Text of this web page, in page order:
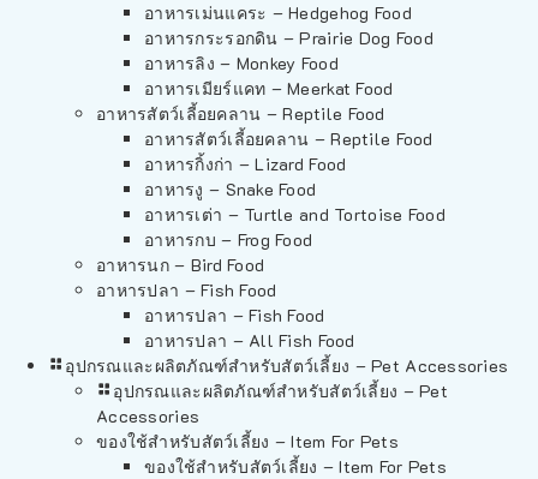
อาหารเม่นแคระ – Hedgehog Food
อาหารกระรอกดิน – Prairie Dog Food
อาหารลิง – Monkey Food
อาหารเมียร์แคท – Meerkat Food
อาหารสัตว์เลี้อยคลาน – Reptile Food
อาหารสัตว์เลี้อยคลาน – Reptile Food
อาหารกิ้งก่า – Lizard Food
อาหารงู – Snake Food
อาหารเต่า – Turtle and Tortoise Food
อาหารกบ – Frog Food
อาหารนก – Bird Food
อาหารปลา – Fish Food
อาหารปลา – Fish Food
อาหารปลา – All Fish Food
อุปกรณและผลิตภัณฑ์สำหรับสัตว์เลี้ยง – Pet Accessories
อุปกรณและผลิตภัณฑ์สำหรับสัตว์เลี้ยง – Pet
Accessories
ของใช้สำหรับสัตว์เลี้ยง – Item For Pets
ของใช้สำหรับสัตว์เลี้ยง – Item For Pets